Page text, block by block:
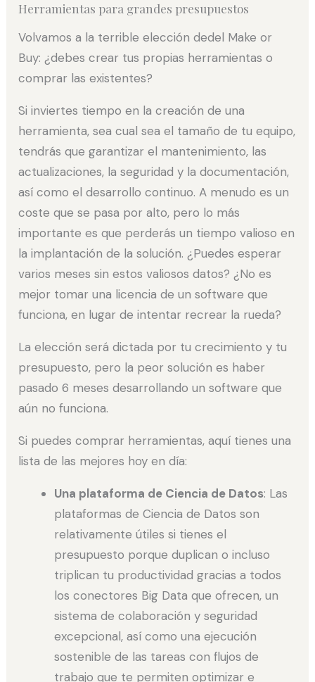
Herramientas para grandes presupuestos
Volvamos a la terrible elección dedel Make or
Buy: ¿debes crear tus propias herramientas o
comprar las existentes?
Si inviertes tiempo en la creación de una
herramienta, sea cual sea el tamaño de tu equipo,
tendrás que garantizar el mantenimiento, las
actualizaciones, la seguridad y la documentación,
así como el desarrollo continuo. A menudo es un
coste que se pasa por alto, pero lo más
importante es que perderás un tiempo valioso en
la implantación de la solución. ¿Puedes esperar
varios meses sin estos valiosos datos? ¿No es
mejor tomar una licencia de un software que
funciona, en lugar de intentar recrear la rueda?
La elección será dictada por tu crecimiento y tu
presupuesto, pero la peor solución es haber
pasado 6 meses desarrollando un software que
aún no funciona.
Si puedes comprar herramientas, aquí tienes una
lista de las mejores hoy en día:
Una plataforma de Ciencia de Datos: Las
plataformas de Ciencia de Datos son
relativamente útiles si tienes el
presupuesto porque duplican o incluso
triplican tu productividad gracias a todos
los conectores Big Data que ofrecen, un
sistema de colaboración y seguridad
excepcional, así como una ejecución
sostenible de las tareas con flujos de
trabajo que te permiten optimizar e